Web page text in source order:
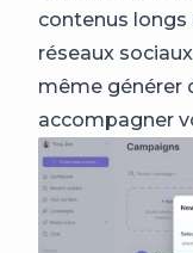
contenus longs
réseaux
même générer
accompagner